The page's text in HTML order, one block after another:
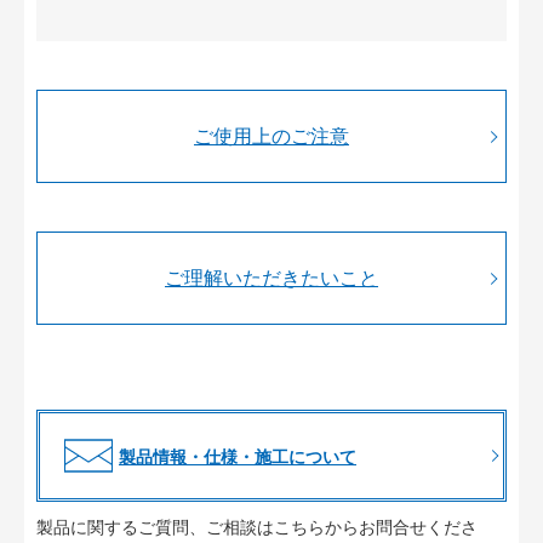
ご使用上のご注意
ご理解いただきたいこと
製品情報・仕様・施工について
製品に関するご質問、ご相談はこちらからお問合せくださ